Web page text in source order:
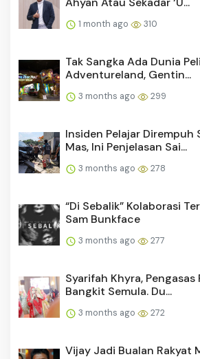
1 month ago 310
Tak Sangka Ada Dunia
Adventureland, Gentin...
3 months ago 299
Insiden Pelajar Dirempuh
Mas, Ini Penjelasan Sai...
3 months ago 278
“Di Sebalik” Kolaborasi
Sam Bunkface
3 months ago 277
Syarifah Khyra,
Bangkit Semula. Du...
3 months ago 272
Vijay Jadi Bualan Rakyat